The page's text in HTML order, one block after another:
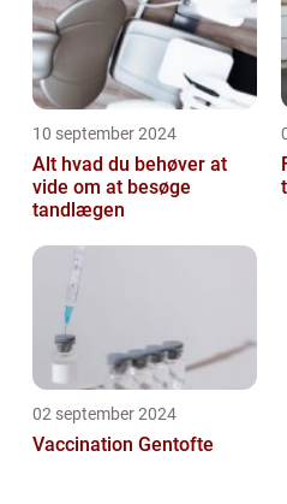
10 september 2024
Alt hvad du behøver at
vide om at besøge
tandlægen
02 september 2024
Vaccination Gentofte